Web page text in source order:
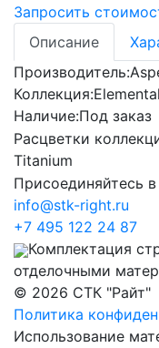
Запросить
Описание
Производитель:
Коллекция:
Наличие:Под заказ
Расцветки
Titanium
Присоединяйтесь
info@stk-right.ru
+7 495 122 24 87
Комплектация
отделочными
© 2026 СТК "Райт"
Политика
Использование